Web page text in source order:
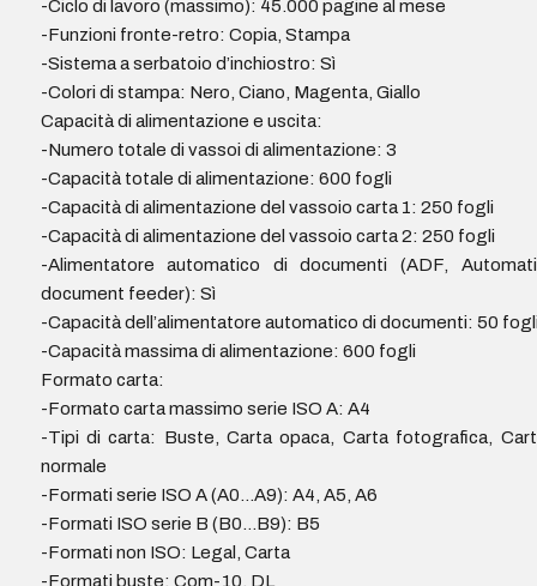
-Ciclo di lavoro (massimo): 45.000 pagine al mese
-Funzioni fronte-retro: Copia, Stampa
-Sistema a serbatoio d’inchiostro: Sì
-Colori di stampa: Nero, Ciano, Magenta, Giallo
Capacità di alimentazione e uscita:
-Numero totale di vassoi di alimentazione: 3
-Capacità totale di alimentazione: 600 fogli
-Capacità di alimentazione del vassoio carta 1: 250 fogli
-Capacità di alimentazione del vassoio carta 2: 250 fogli
-Alimentatore automatico di documenti (ADF,
document feeder): Sì
-Capacità dell’alimentatore automatico di documenti: 50
-Capacità massima di alimentazione: 600 fogli
Formato carta:
-Formato carta massimo serie ISO A: A4
-Tipi di carta: Buste, Carta opaca, Carta fotografica,
normale
-Formati serie ISO A (A0…A9): A4, A5, A6
-Formati ISO serie B (B0…B9): B5
-Formati non ISO: Legal, Carta
-Formati buste: Com-10, DL